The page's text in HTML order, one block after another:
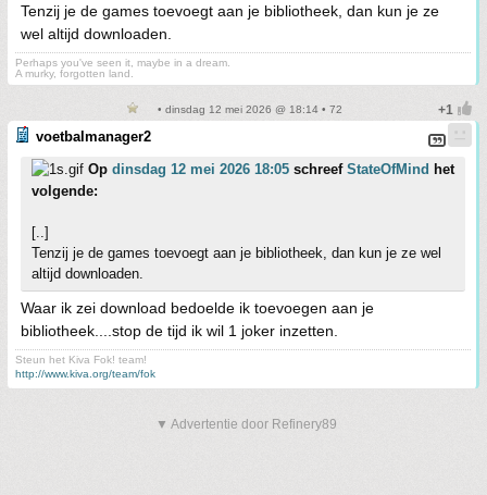
Tenzij je de games toevoegt aan je bibliotheek, dan kun je ze
wel altijd downloaden.
Perhaps you've seen it, maybe in a dream.
A murky, forgotten land.
• dinsdag 12 mei 2026 @ 18:14 • 72
voetbalmanager2
Op dinsdag 12 mei 2026 18:05 schreef StateOfMind het
volgende:
[..]
Tenzij je de games toevoegt aan je bibliotheek, dan kun je ze wel
altijd downloaden.
Waar ik zei download bedoelde ik toevoegen aan je
bibliotheek....stop de tijd ik wil 1 joker inzetten.
Steun het Kiva Fok! team!
http://www.kiva.org/team/fok
▼ Advertentie door Refinery89